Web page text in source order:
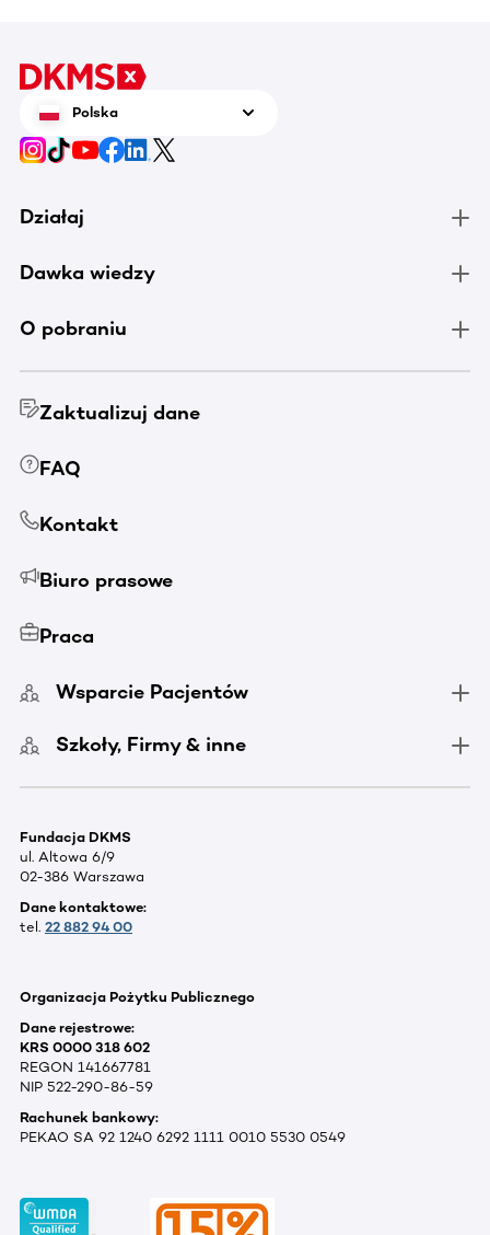
Polska
Działaj
Dawka wiedzy
O pobraniu
Zaktualizuj dane
FAQ
Kontakt
Biuro prasowe
Praca
Wsparcie Pacjentów
Szkoły, Firmy & inne
Fundacja DKMS
ul. Altowa 6/9
02-386 Warszawa
Dane kontaktowe:
tel. 22 882 94 00
Organizacja Pożytku Publicznego
Dane rejestrowe:
KRS 0000 318 602
REGON 141667781
NIP 522-290-86-59
Rachunek bankowy:
PEKAO SA 92 1240 6292 1111 0010 5530 0549